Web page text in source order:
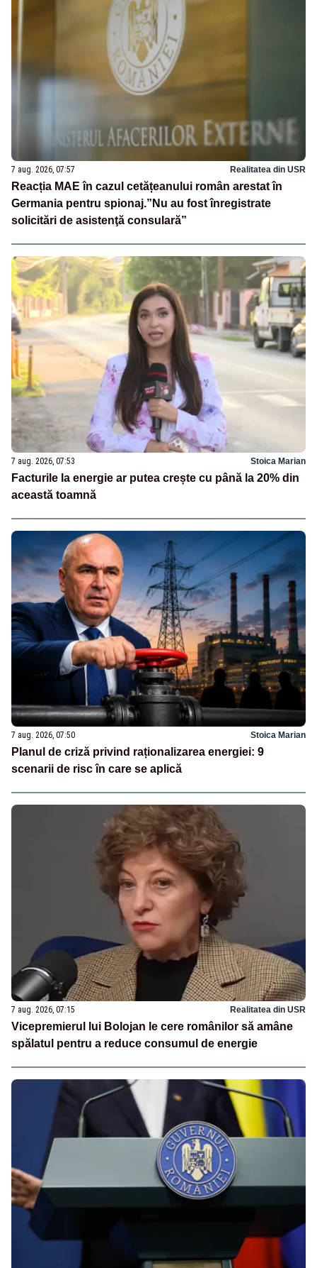
7 aug. 2026, 07:57 Realitatea din USR
Reacția MAE în cazul cetățeanului român arestat în
Germania pentru spionaj.”Nu au fost înregistrate
solicitări de asistenţă consulară”
7 aug. 2026, 07:53 Stoica Marian
Facturile la energie ar putea crește cu până la 20% din
această toamnă
7 aug. 2026, 07:50 Stoica Marian
Planul de criză privind raționalizarea energiei: 9
scenarii de risc în care se aplică
7 aug. 2026, 07:15 Realitatea din USR
Vicepremierul lui Bolojan le cere românilor să amâne
spălatul pentru a reduce consumul de energie